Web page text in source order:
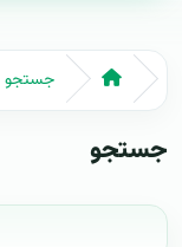
جستجو
جستجو